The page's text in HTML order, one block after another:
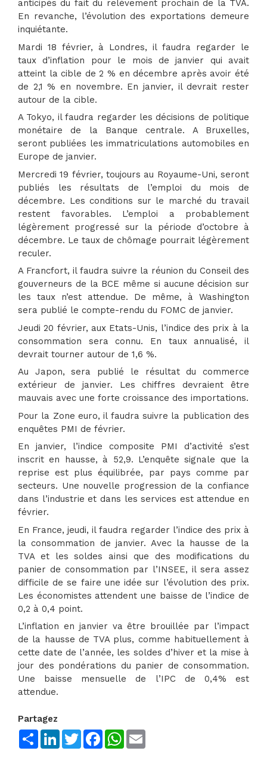
anticipés du fait du relèvement prochain de la TVA.
En revanche, l’évolution des exportations demeure
inquiétante.
Mardi 18 février, à Londres, il faudra regarder le
taux d’inflation pour le mois de janvier qui avait
atteint la cible de 2 % en décembre après avoir été
de 2,1 % en novembre. En janvier, il devrait rester
autour de la cible.
A Tokyo, il faudra regarder les décisions de politique
monétaire de la Banque centrale. A Bruxelles,
seront publiées les immatriculations automobiles en
Europe de janvier.
Mercredi 19 février, toujours au Royaume-Uni, seront
publiés les résultats de l’emploi du mois de
décembre. Les conditions sur le marché du travail
restent favorables. L’emploi a probablement
légèrement progressé sur la période d’octobre à
décembre. Le taux de chômage pourrait légèrement
reculer.
A Francfort, il faudra suivre la réunion du Conseil des
gouverneurs de la BCE même si aucune décision sur
les taux n’est attendue. De même, à Washington
sera publié le compte-rendu du FOMC de janvier.
Jeudi 20 février, aux Etats-Unis, l’indice des prix à la
consommation sera connu. En taux annualisé, il
devrait tourner autour de 1,6 %.
Au Japon, sera publié le résultat du commerce
extérieur de janvier. Les chiffres devraient être
mauvais avec une forte croissance des importations.
Pour la Zone euro, il faudra suivre la publication des
enquêtes PMI de février.
En janvier, l’indice composite PMI d’activité s’est
inscrit en hausse, à 52,9. L’enquête signale que la
reprise est plus équilibrée, par pays comme par
secteurs. Une nouvelle progression de la confiance
dans l’industrie et dans les services est attendue en
février.
En France, jeudi, il faudra regarder l’indice des prix à
la consommation de janvier. Avec la hausse de la
TVA et les soldes ainsi que des modifications du
panier de consommation par l’INSEE, il sera assez
difficile de se faire une idée sur l’évolution des prix.
Les économistes attendent une baisse de l’indice de
0,2 à 0,4 point.
L’inflation en janvier va être brouillée par l’impact
de la hausse de TVA plus, comme habituellement à
cette date de l’année, les soldes d’hiver et la mise à
jour des pondérations du panier de consommation.
Une baisse mensuelle de l’IPC de 0,4% est
attendue.
Partagez
ShareLinkedInTwitterFacebookWhatsApp